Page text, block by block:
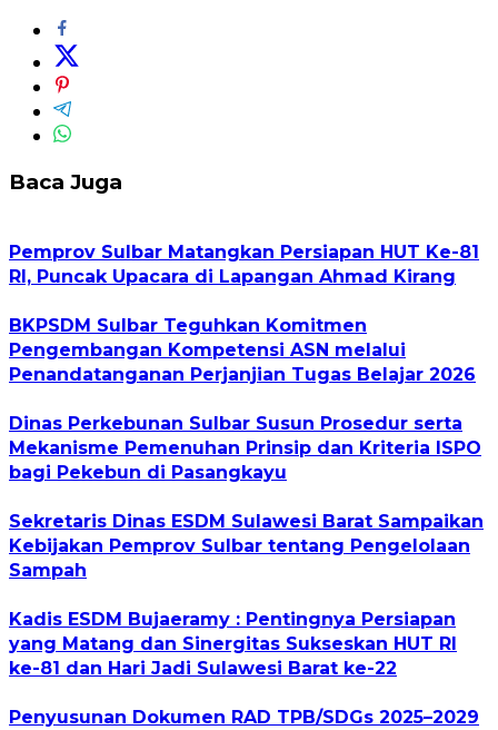
Baca Juga
Pemprov Sulbar Matangkan Persiapan HUT Ke-81
RI, Puncak Upacara di Lapangan Ahmad Kirang
BKPSDM Sulbar Teguhkan Komitmen
Pengembangan Kompetensi ASN melalui
Penandatanganan Perjanjian Tugas Belajar 2026
Dinas Perkebunan Sulbar Susun Prosedur serta
Mekanisme Pemenuhan Prinsip dan Kriteria ISPO
bagi Pekebun di Pasangkayu
Sekretaris Dinas ESDM Sulawesi Barat Sampaikan
Kebijakan Pemprov Sulbar tentang Pengelolaan
Sampah
Kadis ESDM Bujaeramy : Pentingnya Persiapan
yang Matang dan Sinergitas Sukseskan HUT RI
ke-81 dan Hari Jadi Sulawesi Barat ke-22
Penyusunan Dokumen RAD TPB/SDGs 2025–2029